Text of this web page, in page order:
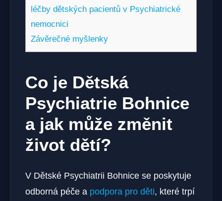
léčby dětských pacientů v Psychiatrické
nemocnici
Závěrečné myšlenky
Co je Dětská
Psychiatrie Bohnice
a jak může změnit
život dětí?
V Dětské Psychiatrii Bohnice se poskytuje
odborná péče a podpora pro děti, které trpí